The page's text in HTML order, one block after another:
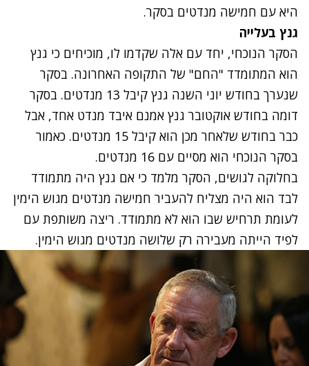
היא עם חמישה מנדטים בסקר.
גנץ בעלייה
הסקר הנוכחי, יחד עם אלה שקדמו לו, מוכיחים כי גנץ
הוא המתומדד "החם" של התקופה האחרונה. בסקר
שנערך בחודש יוני השנה גנץ קיבל 13 מנדטים. בסקר
דומה בחודש אוקטובר גנץ אמנם איבד מנדט אחד, אבל
כבר בחודש שלאחר מכן הוא קיבל 15 מנדטים. כאמור
בסקר הנוכחי הוא מסיים עם 16 מנדטים.
בחלוקה לגושים, הסקר מלמד כי אם גנץ היה מתמודד
לבד הוא היה מצליח להעביר חמישה מנדטים מגוש הימין
לעומת תרחיש שבו הוא לא מתמודד. ריצה משותפת עם
לפיד הייתה מעבירה רק שלושה מנדטים מגוש הימין.